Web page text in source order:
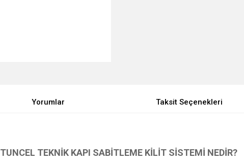
Yorumlar Taksit Seçenekleri
TUNCEL TEKNİK KAPI SABİTLEME KİLİT SİSTEMİ NEDİR?